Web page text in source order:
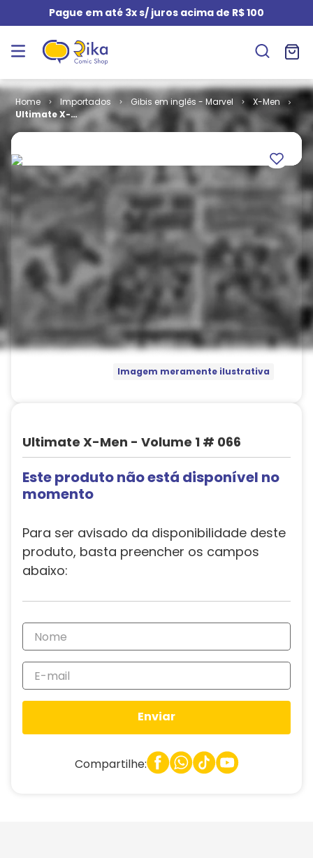
Pague em até 3x s/ juros acima de R$ 100
Importados Gibis em inglês - Marvel
X-Men
Ultimate X-
Men - Volume
Imagem meramente ilustrativa
Ultimate X-Men - Volume 1 # 066
Este produto não está disponível no
momento
Para ser avisado da disponibilidade deste
produto, basta preencher os campos
abaixo:
Enviar
Compartilhe: